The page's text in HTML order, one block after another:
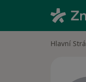
Hlavní